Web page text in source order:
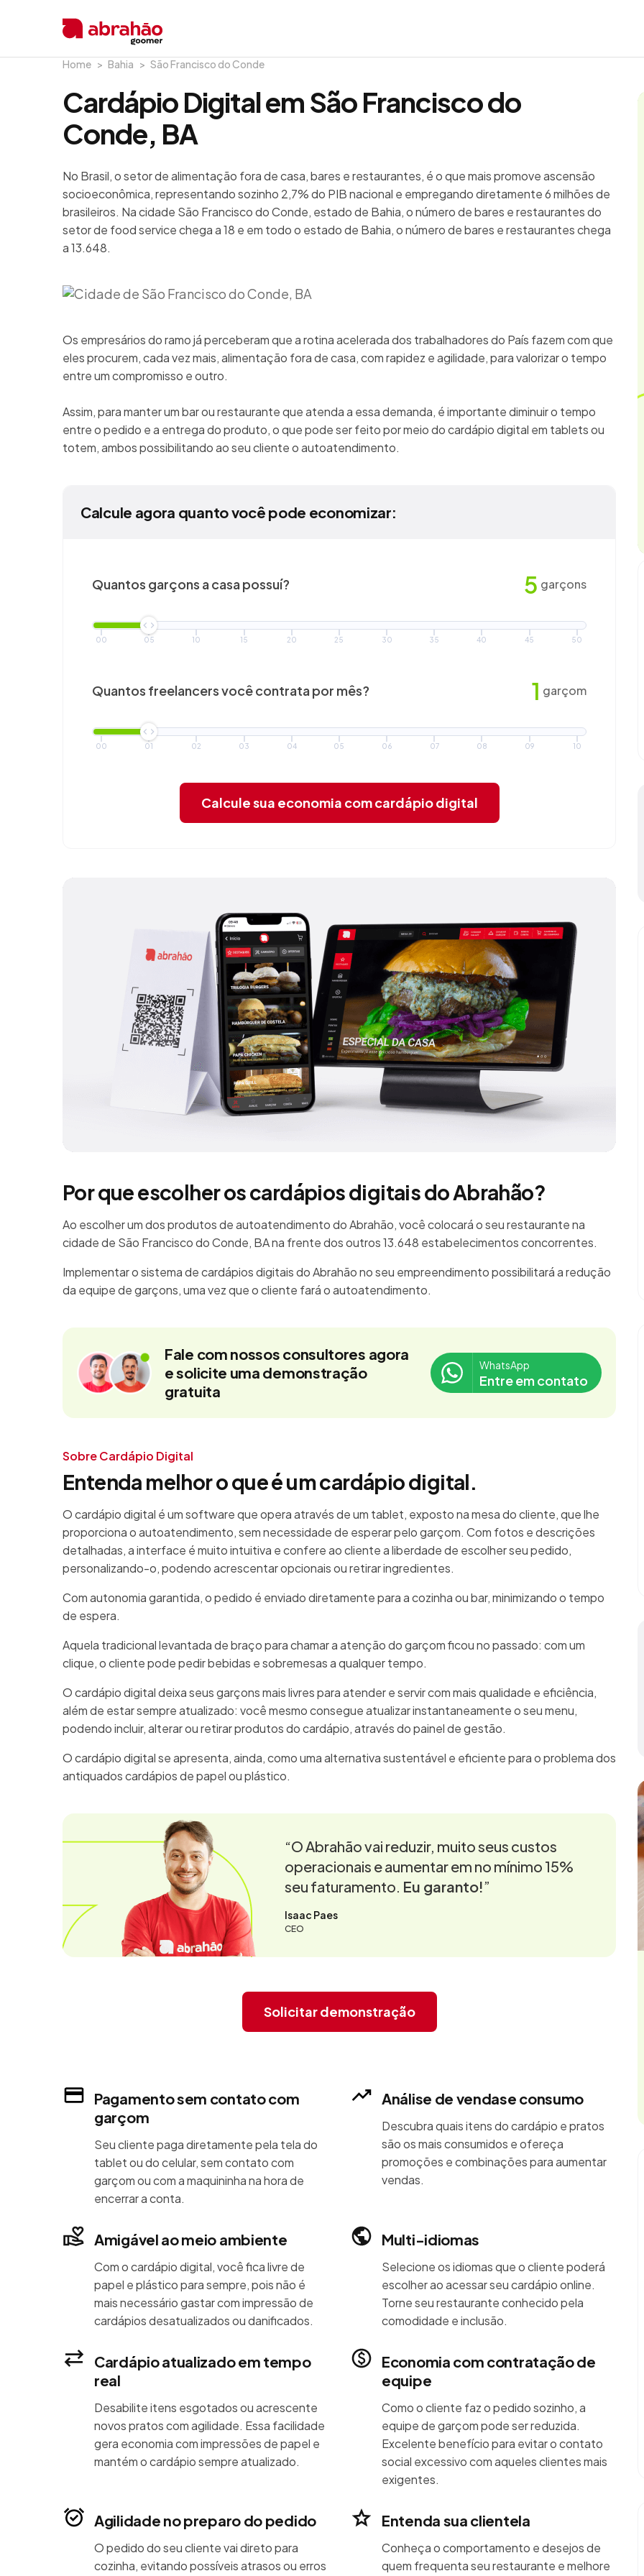
Home Bahia São Francisco do Conde
Cardápio Digital em São Francisco do
Conde, BA
No Brasil, o setor de alimentação fora de casa, bares e restaurantes, é o que mais promove ascensão
socioeconômica, representando sozinho 2,7% do PIB nacional e empregando diretamente 6 milhões de
brasileiros. Na cidade São Francisco do Conde, estado de Bahia, o número de bares e restaurantes do
setor de food service chega a 18 e em todo o estado de Bahia, o número de bares e restaurantes chega
a 13.648.
Os empresários do ramo já perceberam que a rotina acelerada dos trabalhadores do País fazem com que
eles procurem, cada vez mais, alimentação fora de casa, com rapidez e agilidade, para valorizar o tempo
entre um compromisso e outro.
Assim, para manter um bar ou restaurante que atenda a essa demanda, é importante diminuir o tempo
entre o pedido e a entrega do produto, o que pode ser feito por meio do cardápio digital em tablets ou
totem, ambos possibilitando ao seu cliente o autoatendimento.
Calcule agora quanto você pode economizar:
Quantos garçons a casa possuí? 5 garçons
00 05 10 15 20 25 30 35 40 45 50
Quantos freelancers vocêcontrata por mês? 1 garçom
00 01 02 03 04 05 06 07 08 09 10
Calcule sua economia com cardápio digital
Por que escolher os cardápios digitais do Abrahão?
Ao escolher um dos produtos de autoatendimento do Abrahão, você colocará o seu restaurante na
cidade de São Francisco do Conde, BA na frente dos outros 13.648 estabelecimentos concorrentes.
Implementar o sistema de cardápios digitais do Abrahão no seu empreendimento possibilitará a redução
da equipe de garçons, uma vez que o cliente fará o autoatendimento.
Fale com nossos consultores agora
e solicite uma demonstração
gratuita
WhatsApp
Entre em contato
Sobre Cardápio Digital
Entenda melhor o que é um cardápio digital.
O cardápio digital é um software que opera através de um tablet, exposto na mesa do cliente, que lhe
proporciona o autoatendimento, sem necessidade de esperar pelo garçom. Com fotos e descrições
detalhadas, a interface é muito intuitiva e confere ao cliente a liberdade de escolher seu pedido,
personalizando-o, podendo acrescentar opcionais ou retirar ingredientes.
Com autonomia garantida, o pedido é enviado diretamente para a cozinha ou bar, minimizando o tempo
de espera.
Aquela tradicional levantada de braço para chamar a atenção do garçom ficou no passado: com um
clique, o cliente pode pedir bebidas e sobremesas a qualquer tempo.
O cardápio digital deixa seus garçons mais livres para atender e servir com mais qualidade e eficiência,
além de estar sempre atualizado: você mesmo consegue atualizar instantaneamente o seu menu,
podendo incluir, alterar ou retirar produtos do cardápio, através do painel de gestão.
O cardápio digital se apresenta, ainda, como uma alternativa sustentável e eficiente para o problema dos
antiquados cardápios de papel ou plástico.
“O Abrahão vai reduzir, muito seus custos
operacionais e aumentar em no mínimo 15%
seu faturamento. Eu garanto!”
Isaac Paes
CEO
Solicitar demonstração
Pagamento sem contato com
garçom
Seu cliente paga diretamente pela tela do
tablet ou do celular, sem contato com
garçom ou com a maquininha na hora de
encerrar a conta.
Análise de vendase consumo
Descubra quais itens do cardápio e pratos
são os mais consumidos e ofereça
promoções e combinações para aumentar
vendas.
Amigável ao meio ambiente
Com o cardápio digital, você fica livre de
papel e plástico para sempre, pois não é
mais necessário gastar com impressão de
cardápios desatualizados ou danificados.
Multi-idiomas
Selecione os idiomas que o cliente poderá
escolher ao acessar seu cardápio online.
Torne seu restaurante conhecido pela
comodidade e inclusão.
Cardápio atualizado em tempo
real
Desabilite itens esgotados ou acrescente
novos pratos com agilidade. Essa facilidade
gera economia com impressões de papel e
mantém o cardápio sempre atualizado.
Economia com contratação de
equipe
Como o cliente faz o pedido sozinho, a
equipe de garçom pode ser reduzida.
Excelente benefício para evitar o contato
social excessivo com aqueles clientes mais
exigentes.
Agilidade no preparo do pedido
O pedido do seu cliente vai direto para
cozinha, evitando possíveis atrasos ou erros
Entenda sua clientela
Conheça o comportamento e desejos de
quem frequenta seu restaurante e melhore